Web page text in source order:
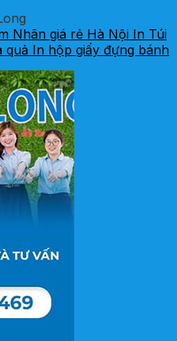
Nhãn giá rẻ Hà Nội In Túi
quả In hộp giấy đựng bánh